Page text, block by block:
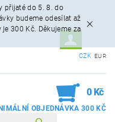
přijaté do 5. 8. do
budeme odesílat až
300 Kč. Děkujeme za
CZK EUR
0 Kč